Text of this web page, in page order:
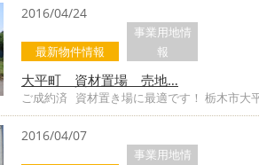
2016/04/24
最新物件情報
事業用地情
報
大平町 資材置場 売地…
ご成約済 資材置き場に最適です！ 栃木市大
2016/04/07
事業用地情